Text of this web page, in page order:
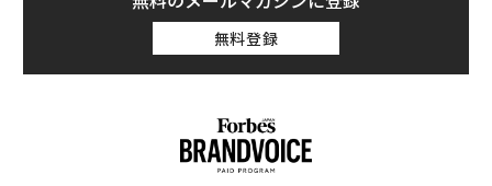
リーミング再生を集め、そして曲がヒットしたときに誰
が報酬を得るかという構造を作り変えつつある。ほとん
どの人はそれに気づいておらず、そのギャップこそ現在
AI音楽アーティストの台頭
無料登録